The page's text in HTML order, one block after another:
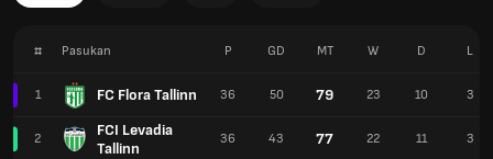
# Pasukan
1 FC Flora Tallinn
2
FCI Levadia
Tallinn
P GD MT W D L
36 50 79 23 10 3
36 43 77 22 11 3